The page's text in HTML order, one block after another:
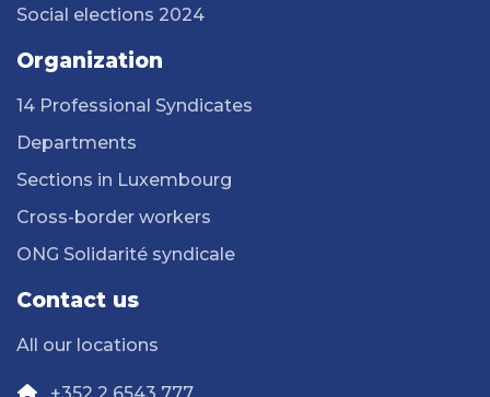
Social elections 2024
Organization
14 Professional Syndicates
Departments
Sections in Luxembourg
Cross-border workers
ONG Solidarité syndicale
Contact us
All our locations
+352 2 6543 777